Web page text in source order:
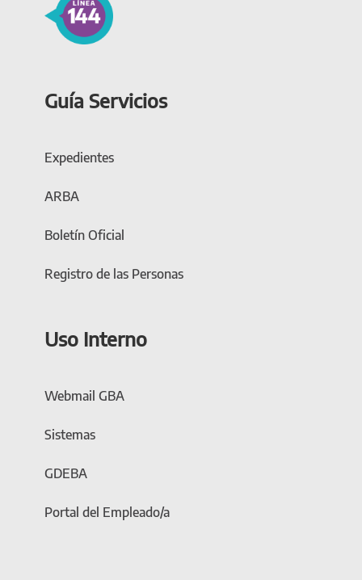
Guía Servicios
Expedientes
ARBA
Boletín Oficial
Registro de las Personas
Uso Interno
Webmail GBA
Sistemas
GDEBA
Portal del Empleado/a